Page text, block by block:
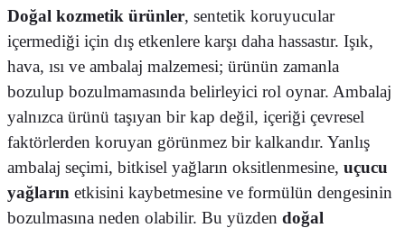
Doğal kozmetik ürünler, sentetik koruyucular
içermediği için dış etkenlere karşı daha hassastır. Işık,
hava, ısı ve ambalaj malzemesi; ürünün zamanla
bozulup bozulmamasında belirleyici rol oynar. Ambalaj
yalnızca ürünü taşıyan bir kap değil, içeriği çevresel
faktörlerden koruyan görünmez bir kalkandır. Yanlış
ambalaj seçimi, bitkisel yağların oksitlenmesine, uçucu
yağların etkisini kaybetmesine ve formülün dengesinin
bozulmasına neden olabilir. Bu yüzden doğal